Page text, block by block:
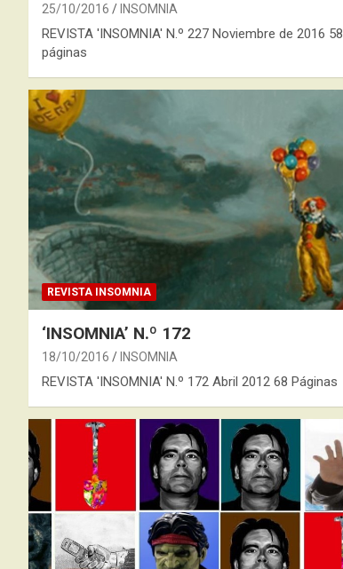
25/10/2016 INSOMNIA
REVISTA 'INSOMNIA' N.º 227 Noviembre de 2016 58
páginas
REVISTA INSOMNIA
‘INSOMNIA’ N.º 172
18/10/2016 INSOMNIA
REVISTA 'INSOMNIA' N.º 172 Abril 2012 68 Páginas